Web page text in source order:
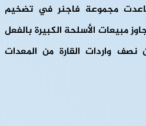
مجموعة فاجنر في تضخيم
مبيعات الأسلحة الكبيرة بالفعل
واردات القارة من المعدات